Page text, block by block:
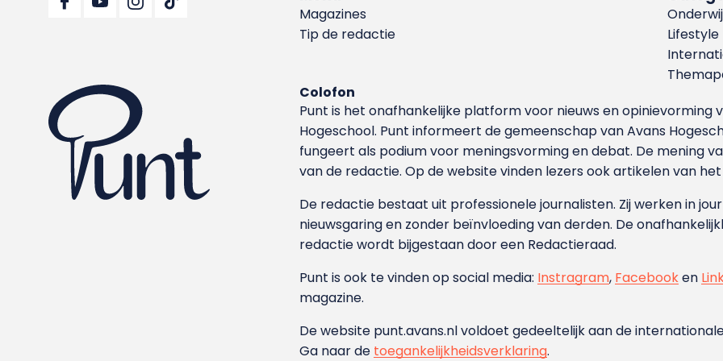
Magazines
Tip de redactie
Lifestyle
Colofon
Punt is het onafhankelijke platform voor nieuws en
Hoge­school. Punt informeert de gemeenschap van Avans
fungeert als podium voor meningsvorming en debat. De mening
van de redactie. Op de website vinden lezers ook artikelen van
De redactie bestaat uit professionele journalisten. Zij werken in
nieuwsgaring en zonder beïnvloeding van derden. De
redactie wordt bijgestaan door een Redactieraad.
Punt is ook te vinden op social media: Instragram, Facebooken
magazine.
De website punt.avans.nl voldoet gedeeltelijk aan de
Ga naar de toegankelijkheidsverklaring.